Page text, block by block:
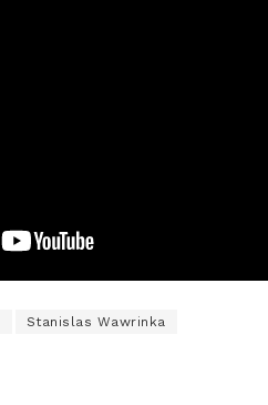
Stanislas Wawrinka